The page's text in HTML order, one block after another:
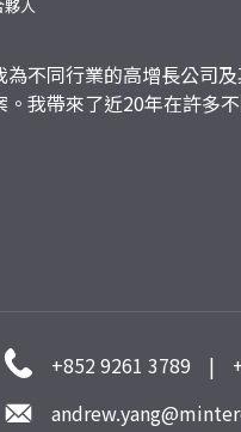
夥人
為不同行業的高增長公司
。我帶來了近20年在許多
|
+852 9261 3789